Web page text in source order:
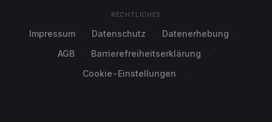
RECHTLICHES
Impressum Datenschutz
Datenerhebung
AGB
Barrierefreiheitserklärung
Cookie-Einstellungen